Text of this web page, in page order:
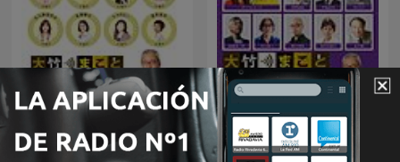
オープニング - 大竹まことゴ
ールデンラジオ！
大竹紳士交遊録 - 大竹まこと
ゴールデンラジオ！